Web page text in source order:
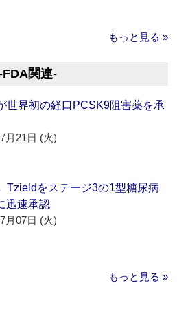
もっと見る »
関連‐
世界初の経口PCSK9阻害薬を承
月21日 (火)
Tzieldをステージ3の1型糖尿病
迅速承認
月07日 (火)
もっと見る »